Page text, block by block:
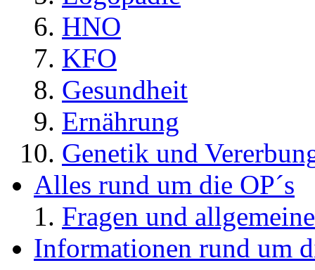
HNO
KFO
Gesundheit
Ernährung
Genetik und
Alles rund um die OP´s
Fragen und
Informationen rund um